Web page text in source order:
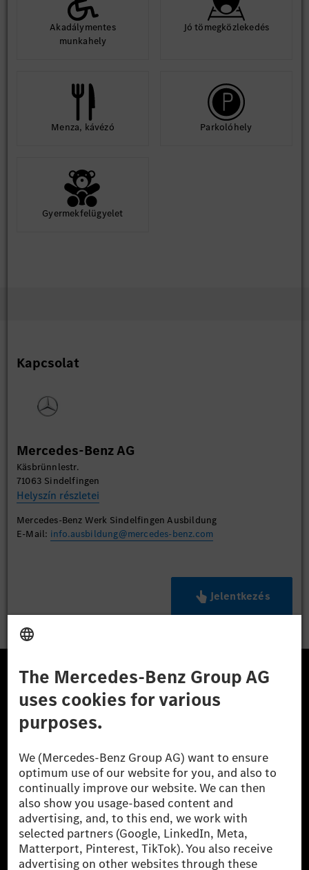
Akadálymentes
munkahely
Jó tömegközlekedés
Menza, kávézó Parkolóhely
Gyermekfelügyelet
Kapcsolat
Mercedes-Benz AG
Käsbrünnlestr.
71063 Sindelfingen
Helyszín részletei
Mercedes-Benz Werk Sindelfingen Ausbildung
E-Mail: info.ausbildung@mercedes-benz.com
Jelentkezés
A Mercedes-Benz Csoport
A Mercedes-Benz Group AG (korábbi Daimler AG) a
Mercedes-Benz AG-val együtt a prémium és
luxusautók, valamint kishaszonjárművek vezető
globális szállítói vagyunk. A Mercedes-Benz Mobility
AG finanszírozást, lízinget, autó előfizetést és
autókölcsönzést, flottakezelést, digitális
szolgáltatásokat a töltéshez és fizetéshez,
biztosításközvetítést, valamint innovatív mobilitási
szolgáltatásokat kínál.